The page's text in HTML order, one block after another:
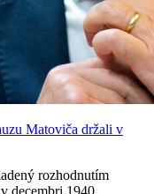
Matoviča držali v
rozhodnutím